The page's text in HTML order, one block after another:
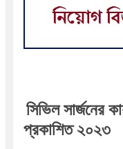
সিভিল সার্জনের
প্রকাশিত ২০২৩